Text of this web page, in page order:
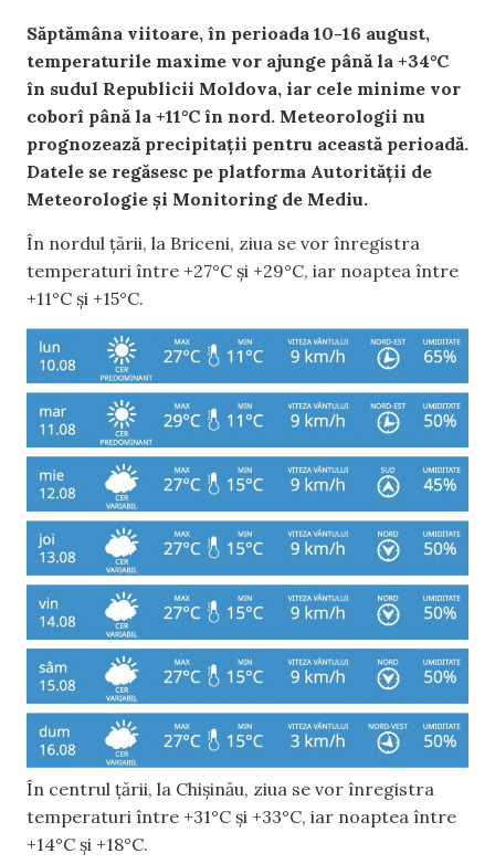
Săptămâna viitoare, în perioada 10-16 august,
temperaturile maxime vor ajunge până la +34°C
în sudul Republicii Moldova, iar cele minime vor
coborî până la +11°C în nord. Meteorologii nu
prognozează precipitații pentru această perioadă.
Datele se regăsesc pe platforma Autorității de
Meteorologie și Monitoring de Mediu.
În nordul țării, la Briceni, ziua se vor înregistra
temperaturi între +27°C și +29°C, iar noaptea între
+11°C și +15°C.
În centrul țării, la Chișinău, ziua se vor înregistra
temperaturi între +31°C și +33°C, iar noaptea între
+14°C și +18°C.